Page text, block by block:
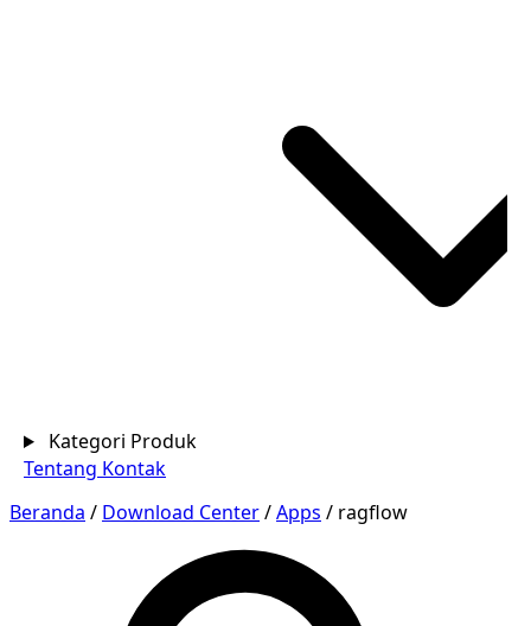
Kategori Produk
Tentang Kontak
Beranda / Download Center/Apps / ragflow